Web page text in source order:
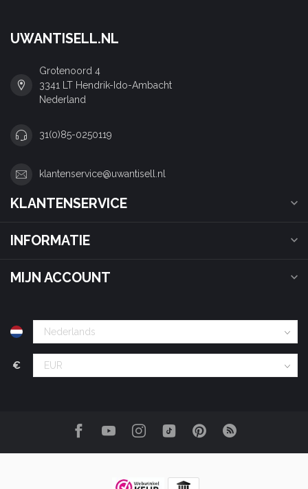
UWANTISELL.NL
Grotenoord 4
3341 LT Hendrik-Ido-Ambacht
Nederland
31(0)85-0250119
klantenservice@uwantisell.nl
KLANTENSERVICE
INFORMATIE
MIJN ACCOUNT
€